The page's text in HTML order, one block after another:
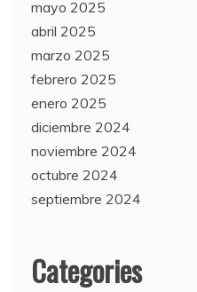
mayo 2025
abril 2025
marzo 2025
febrero 2025
enero 2025
diciembre 2024
noviembre 2024
octubre 2024
septiembre 2024
Categories